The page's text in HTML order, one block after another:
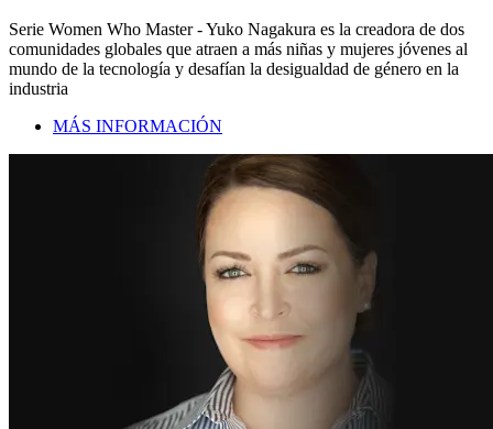
Serie Women Who Master - Yuko Nagakura es la creadora de dos
comunidades globales que atraen a más niñas y mujeres jóvenes al
mundo de la tecnología y desafían la desigualdad de género en la
industria
MÁS INFORMACIÓN